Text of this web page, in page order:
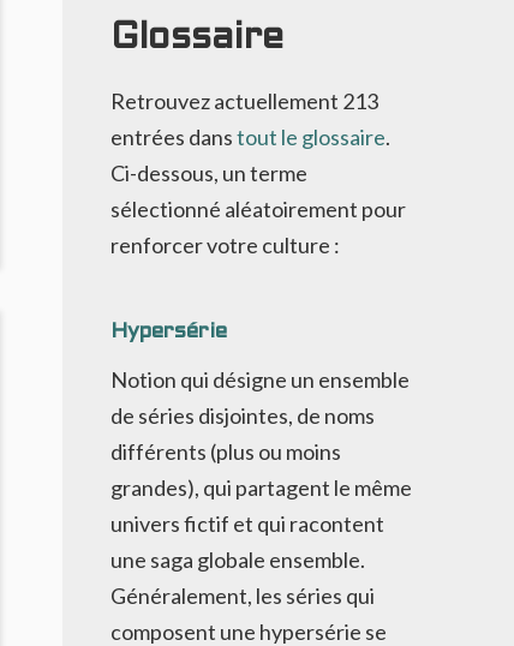
Glossaire
Retrouvez actuellement 213
entrées danstout le glossaire.
Ci-dessous, un terme
sélectionné aléatoirement pour
renforcer votre culture :
Hypersérie
Notion qui désigne un ensemble
de séries disjointes, de noms
différents (plus ou moins
grandes), qui partagent le même
univers fictif et qui racontent
une saga globale ensemble.
Généralement, les séries qui
composent une hypersérie se